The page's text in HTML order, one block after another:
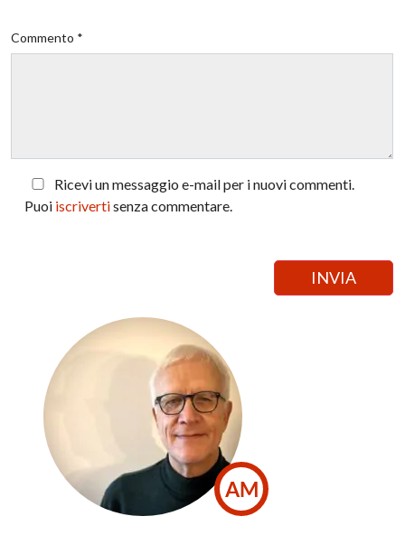
Commento *
Ricevi un messaggio e-mail per i nuovi commenti.
Puoi iscrivertisenza commentare.
AM